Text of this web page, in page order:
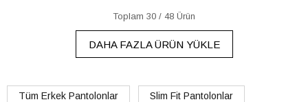
Toplam 30 / 48 Ürün
DAHA FAZLA ÜRÜN YÜKLE
Tüm Erkek Pantolonlar Slim Fit Pantolonlar